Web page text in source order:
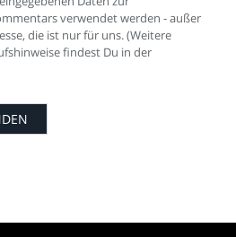
verwendet werden - außer
die ist nur für uns. (Weitere
findest Du in der